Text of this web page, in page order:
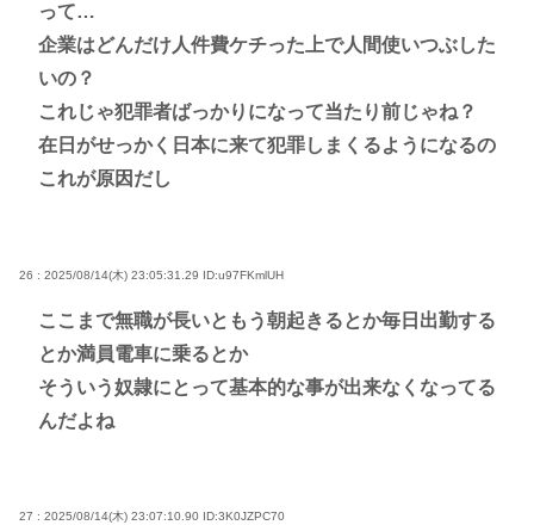
って…
企業はどんだけ人件費ケチった上で人間使いつぶした
いの？
これじゃ犯罪者ばっかりになって当たり前じゃね？
在日がせっかく日本に来て犯罪しまくるようになるの
これが原因だし
26 : 2025/08/14(木) 23:05:31.29 ID:u97FKmlUH
ここまで無職が長いともう朝起きるとか毎日出勤する
とか満員電車に乗るとか
そういう奴隷にとって基本的な事が出来なくなってる
んだよね
27 : 2025/08/14(木) 23:07:10.90 ID:3K0JZPC70